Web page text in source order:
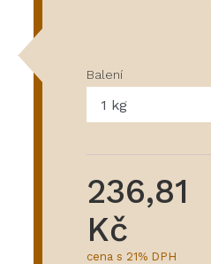
Balení
236,81
Kč
cena s 21% DPH